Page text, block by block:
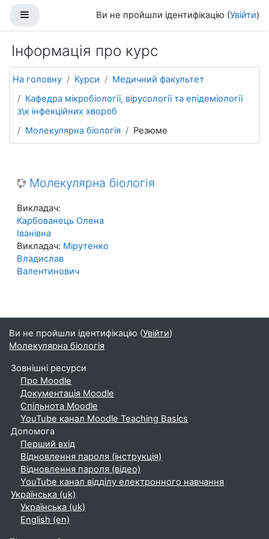
Ви не пройшли ідентифікацію (Увійти)
Інформація про курс
На головну Курси
Медичний факультет
Кафедра мікробіології, вірусології та епідеміології
з\к інфекційних хвороб
Молекулярна біологія
Резюме
Молекулярна біологія
Викладач:
Карбованець Олена
Іванівна
Викладач: Мірутенко
Владислав
Валентинович
Ви не пройшли ідентифікацію (Увійти)
Молекулярна біологія
Зовнішні ресурси
Про Moodle
Документація Moodle
Спільнота Moodle
YouTube канал Moodle Teaching Basics
Допомога
Перший вхід
Відновлення пароля (інструкція)
Відновлення пароля (відео)
YouTube канал відділу електронного навчання
Українська ‎(uk)‎
Українська ‎(uk)‎
English ‎(en)‎